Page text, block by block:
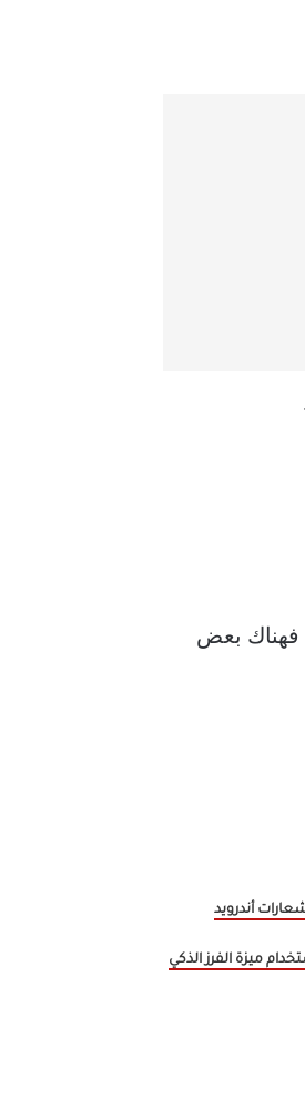
فهناك بعض
أندرويد
ميزة الفرز الذكي